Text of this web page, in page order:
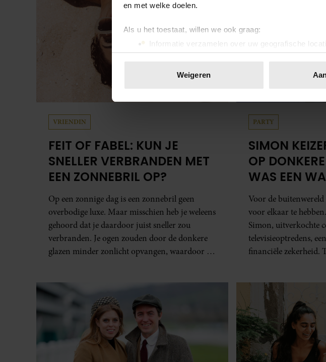
en met welke doelen.
Als u het toestaat, willen we ook graag:
Informatie verzamelen over uw geografische
Uw apparaat identificeren door het actief te
toestemming op elk moment wijzigen of intrekken in de
We gebruiken cookies om content en advertenties te
websiteverkeer te analyseren. Ook delen we informatie
media, adverteren en analyse. Deze partners kunnen
verstrekt of die ze hebben verzameld op basis van uw
Weigeren
VRIENDIN
FEIT OF FABEL: KUN JE
SNELLER VERBRANDEN MET
EEN ZONNEBRIL OP?
Op een zonnige dag is een zonnebril geen
overbodige luxe. Maar misschien heb je weleens
gehoord dat je daardoor juist sneller zou
verbranden. Je ogen zouden door de donkere
glazen minder zonlicht opvangen, waardoor je
zoeken uit hoe het zit.
PARTY
SIMON
OP
WAS EEN
HOOFD’
Voor de
voor elkaar te
Simon, uitverkochte
televisieoptredens,
financiële zekerheid.
zanger dat hij lange
steeds verder van